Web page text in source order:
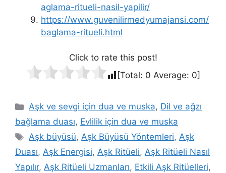
aglama-ritueli-nasil-yapilir/
https://www.guvenilirmedyumajansi.com/
baglama-ritueli.html
Click to rate this post!
[Total: 0 Average: 0]
Aşk ve sevgi için dua ve muska, Dil ve ağzı
bağlama duası, Evlilik için dua ve muska
Aşk büyüsü,Aşk Büyüsü Yöntemleri,Aşk
Duası, Aşk Energisi, Aşk Ritüeli, Aşk Ritüeli Nasıl
Yapılır, Aşk Ritüeli Uzmanları, Etkili Aşk Ritüelleri,